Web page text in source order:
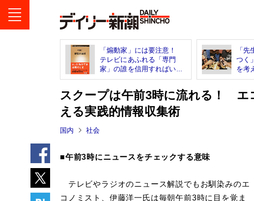
「煽動家」には要注意！
テレビにあふれる「専門
家」の誰を信用すればい...
「
つく
を考
スクープは午前3時に流れる！ エ
える実践的情報収集術
国内 社会
■午前3時にニュースをチェックする意味
テレビやラジオのニュース解説でもお馴染みのエ
コノミスト、伊藤洋一氏は毎朝午前3時に目を覚ま